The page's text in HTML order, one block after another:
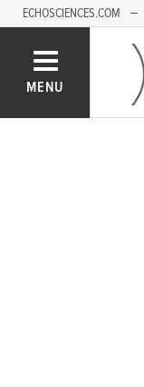
ECHOSCIENCES.COM
MENU